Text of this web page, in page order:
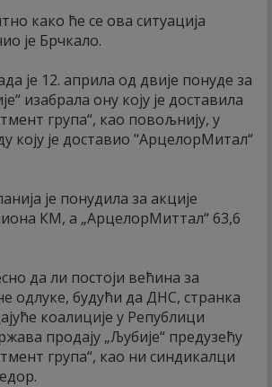
како ће се ова ситуација
је Брчкало.
је 12. априла од двије понуде за
изабрала ону коју је доставила
група“, као повољнију, у
коју је доставио "АрцелорМитал“
је понудила за акције
КМ, а „АрцелорМиттал“ 63,6
да ли постоји већина за
одлуке, будући да ДНС, странка
коалиције у Републици
продају „Љубије“ предузећу
група“, као ни синдикалци